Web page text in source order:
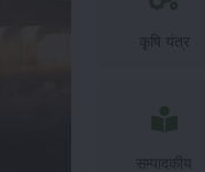
कृषि यंत्र
सम्पादकीय